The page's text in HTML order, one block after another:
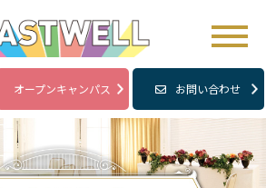
オープンキャンパス お問い合わせ